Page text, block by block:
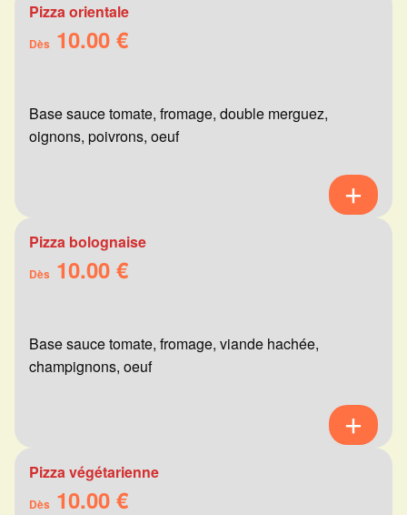
Pizza orientale
Dès 10.00 €
Base sauce tomate, fromage, double merguez,
oignons, poivrons, oeuf
Pizza bolognaise
Dès 10.00 €
Base sauce tomate, fromage, viande hachée,
champignons, oeuf
Pizza végétarienne
Dès 10.00 €